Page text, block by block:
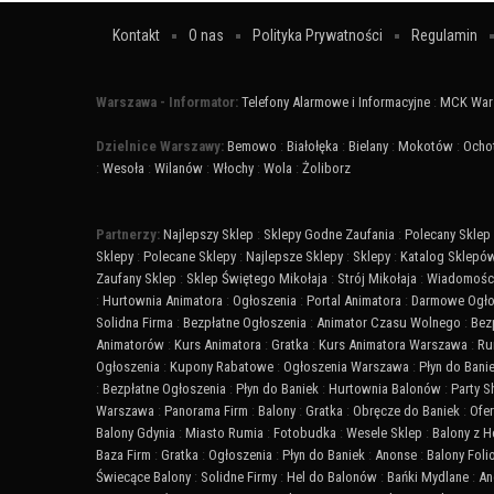
Kontakt O nas Polityka Prywatności Regulamin
Warszawa - Informator: Telefony Alarmowe i Informacyjne : MCK
Dzielnice Warszawy: Bemowo : Białołęka : Bielany : Mokotów :
: Wesoła : Wilanów : Włochy : Wola : Żoliborz
Partnerzy: Najlepszy Sklep : Sklepy Godne Zaufania : Polecany Sklep
Sklepy : Polecane Sklepy : Najlepsze Sklepy : Sklepy : Katalog
Zaufany Sklep : Sklep Świętego Mikołaja : Strój Mikołaja :
: Hurtownia Animatora : Ogłoszenia : Portal Animatora : Darmowe
Solidna Firma : Bezpłatne Ogłoszenia : Animator Czasu Wolnego :
Animatorów : Kurs Animatora : Gratka : Kurs Animatora Warszawa :
Ogłoszenia : Kupony Rabatowe : Ogłoszenia Warszawa : Płyn do
: Bezpłatne Ogłoszenia : Płyn do Baniek : Hurtownia Balonów : Party
Warszawa : Panorama Firm : Balony : Gratka : Obręcze do Baniek :
Balony Gdynia : Miasto Rumia : Fotobudka : Wesele Sklep : Balony z
Baza Firm : Gratka : Ogłoszenia : Płyn do Baniek : Anonse : Balony
Świecące Balony : Solidne Firmy : Hel do Balonów : Bańki Mydlane :